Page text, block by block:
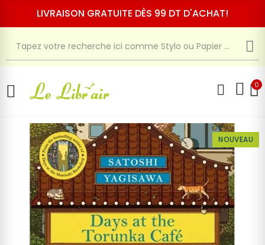
LIVRAISON GRATUITE DÈS 99 DT D'ACHAT!
0
NOUVEAU